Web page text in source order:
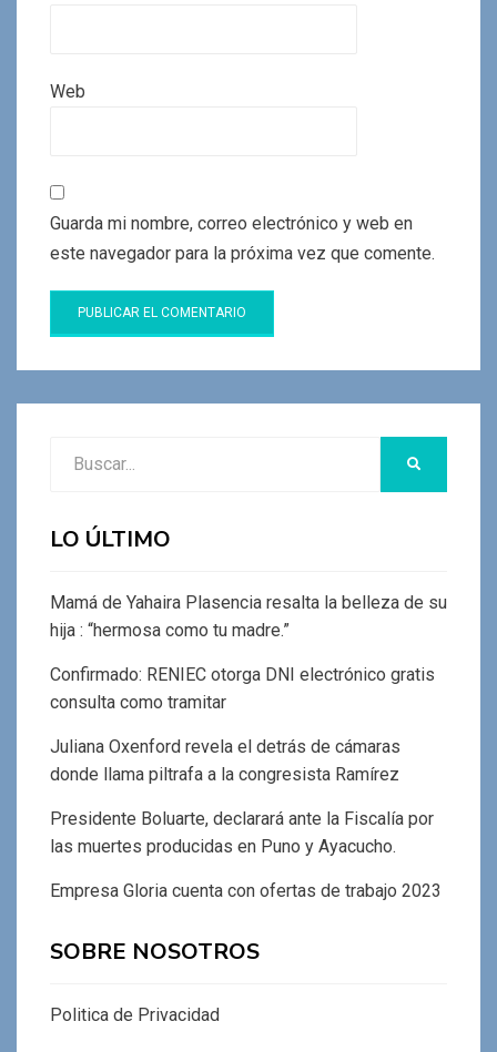
Web
Guarda mi nombre, correo electrónico y web en
este navegador para la próxima vez que comente.
LO ÚLTIMO
Mamá de Yahaira Plasencia resalta la belleza de su
hija : “hermosa como tu madre.”
Confirmado: RENIEC otorga DNI electrónico gratis
consulta como tramitar
Juliana Oxenford revela el detrás de cámaras
donde llama piltrafa a la congresista Ramírez
Presidente Boluarte, declarará ante la Fiscalía por
las muertes producidas en Puno y Ayacucho.
Empresa Gloria cuenta con ofertas de trabajo 2023
SOBRE NOSOTROS
Politica de Privacidad